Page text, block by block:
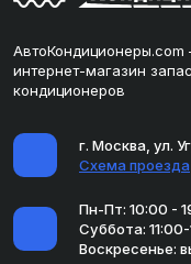
интернет-магазин
кондиционеров
г. Москва, ул.
Схема проезда
Пн-Пт: 10:00 -
Суббота:
Воскресенье: